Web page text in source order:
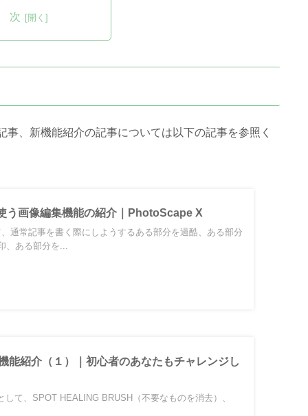
次
、新機能紹介の記事については以下の記事を参照く
う画像編集機能の紹介｜PhotoScape X
通常記事を書く際にしようするある部分を過酷、ある部分
、ある部分を...
能紹介（１）｜初心者のあなたもチャレンジし
して、SPOT HEALING BRUSH（不要なものを消去）、